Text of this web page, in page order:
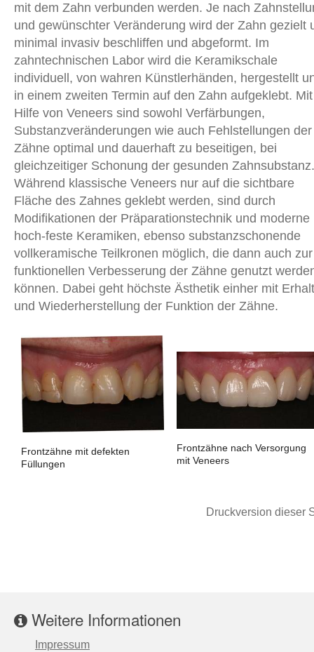
mit dem Zahn verbunden werden. Je nach
und gewünschter Veränderung wird der Zahn gezielt
minimal invasiv beschliffen und abgeformt. Im
zahntechnischen Labor wird die Keramikschale
individuell, von wahren Künstlerhänden, hergestellt
in einem zweiten Termin auf den Zahn aufgeklebt. Mit
Hilfe von Veneers sind sowohl Verfärbungen,
Substanzveränderungen wie auch Fehlstellungen der
Zähne optimal und dauerhaft zu beseitigen, bei
gleichzeitiger Schonung der gesunden Zahnsubstanz.
Während klassische Veneers nur auf die sichtbare
Fläche des Zahnes geklebt werden, sind durch
Modifikationen der Präparationstechnik und moderne
hoch-feste Keramiken, ebenso substanzschonende
vollkeramische Teilkronen möglich, die dann auch zur
funktionellen Verbesserung der Zähne genutzt
können. Dabei geht höchste Ästhetik einher mit Erhalt
und Wiederherstellung der Funktion der Zähne.
Frontzähne mit defekten
Füllungen
Frontzähne nach Versorgung
mit Veneers
Druckversion dieser
Weitere Informationen
Impressum